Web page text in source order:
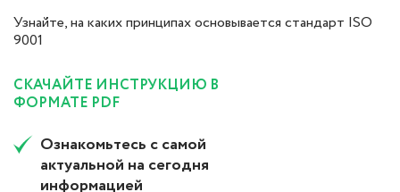
Узнайте, на каких принципах основывается стандарт ISO
9001
СКАЧАЙТЕ ИНСТРУКЦИЮ В
ФОРМАТЕ PDF
Ознакомьтесь с самой
актуальной на сегодня
информацией